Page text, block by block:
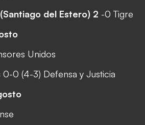
del Estero) 2 -0 Tigre
Unidos
0 (4-3) Defensa y Justicia